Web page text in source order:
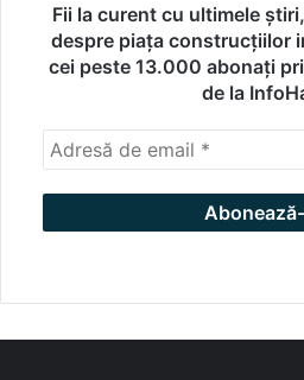
Fii la curent cu ultimele
despre piața construcțiilor
cei peste 13.000 abonați
de la